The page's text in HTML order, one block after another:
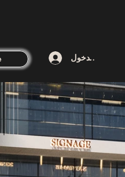
تسجيل الدخول